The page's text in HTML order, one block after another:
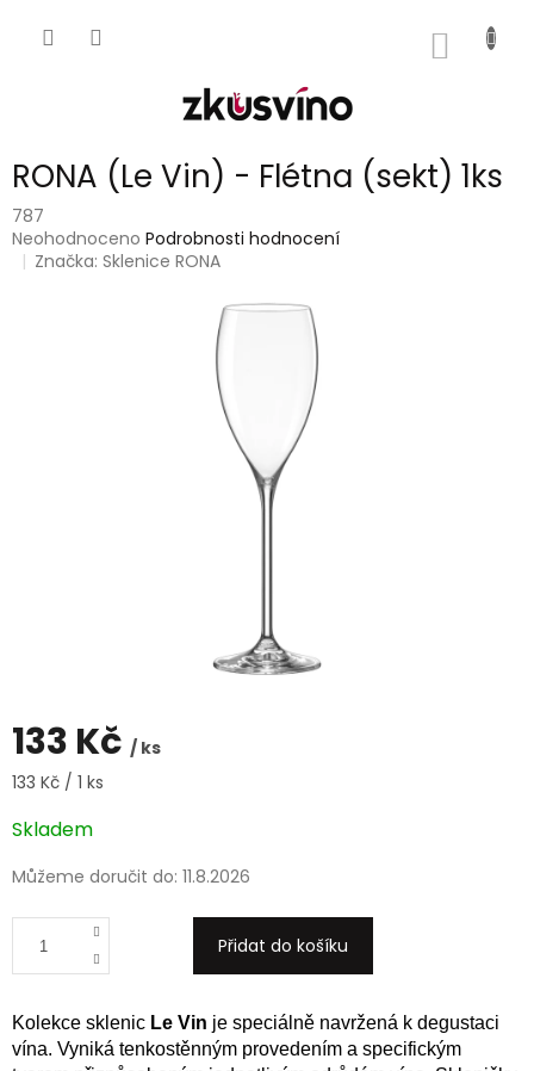
RONA (Le Vin) - Flétna (sekt) 1ks
787
Průměrné
hodnocení
Neohodnoceno Podrobnosti hodnocení
Značka:Sklenice RONA
133 Kč / ks
Měrná
133 Kč / 1 ks
Skladem
Můžeme doručit do: 11.8.2026
Přidat do košíku
Kolekce sklenic Le Vin je speciálně navržená k degustaci
vína. Vyniká tenkostěnným provedením a specifickým